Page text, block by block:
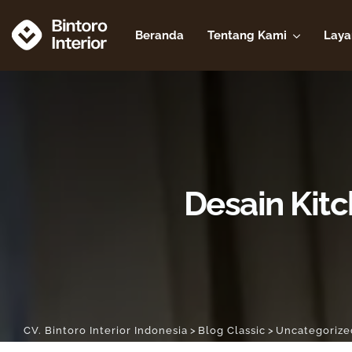
Beranda Tentang Kami
Desain
CV. Bintoro Interior Indonesia > Blog Classic >